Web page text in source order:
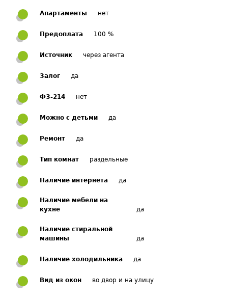
Апартаменты нет
Предоплата 100 %
Источник через агента
Залог да
ФЗ-214 нет
Можно с детьми да
Ремонт да
Тип комнат раздельные
Наличие интернета да
Наличие мебели на
кухне
да
Наличие стиральной
машины
да
Наличие холодильника да
Вид из окон во двор и на улицу